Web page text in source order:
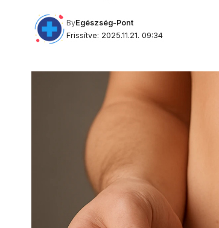
Frissítve: 2025.11.21. 09:34
ByEgészség-Pont